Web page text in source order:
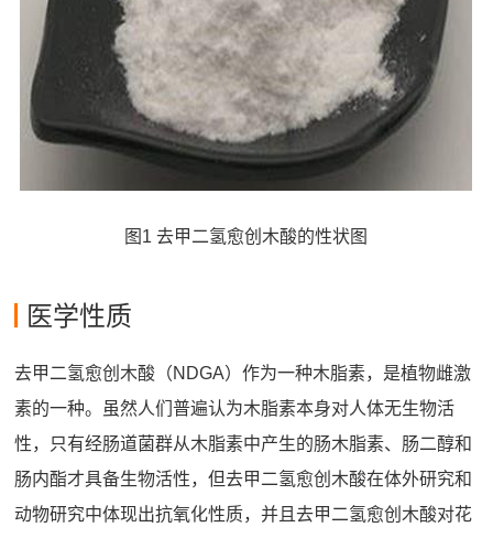
图1 去甲二氢愈创木酸的性状图
医学性质
去甲二氢愈创木酸（NDGA）作为一种木脂素，是植物雌激
素的一种。虽然人们普遍认为木脂素本身对人体无生物活
性，只有经肠道菌群从木脂素中产生的肠木脂素、肠二醇和
肠内酯才具备生物活性，但去甲二氢愈创木酸在体外研究和
动物研究中体现出抗氧化性质，并且去甲二氢愈创木酸对花